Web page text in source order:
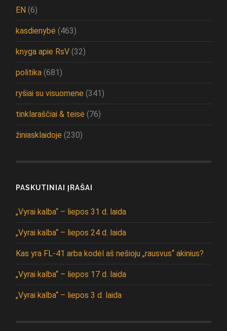
EN (6)
kasdienybė (463)
knyga apie RsV (32)
politika (681)
ryšiai su visuomene (341)
tinklaraščiai & teisė (76)
žiniasklaidoje (230)
PASKUTINIAI ĮRAŠAI
„Vyrai kalba“ – liepos 31 d. laida
„Vyrai kalba“ – liepos 24 d. laida
Kas yra FL-41 arba kodėl aš nešioju „rausvus“ akinius?
„Vyrai kalba“ – liepos 17 d. laida
„Vyrai kalba“ – liepos 3 d. laida